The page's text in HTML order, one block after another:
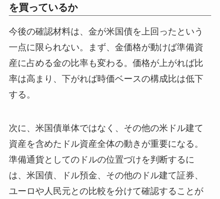
を買っているか
今後の確認材料は、金が米国債を上回ったという
一点に限られない。まず、金価格が動けば準備資
産に占める金の比率も変わる。価格が上がれば比
率は高まり、下がれば時価ベースの構成比は低下
する。
次に、米国債単体ではなく、その他の米ドル建て
資産を含めたドル資産全体の動きが重要になる。
準備通貨としてのドルの位置づけを判断するに
は、米国債、ドル預金、その他のドル建て証券、
ユーロや人民元との比較を分けて確認することが